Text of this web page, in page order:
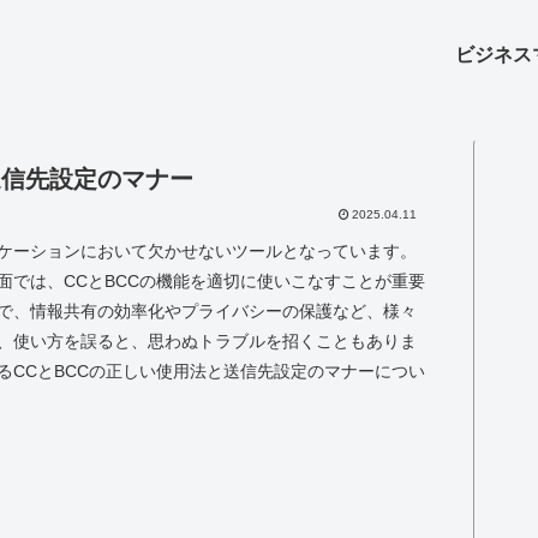
ビジネ
先設定のマナー
2025.04.11
ションにおいて欠かせないツールとなっています。
では、CCとBCCの機能を適切に使いこなすことが重要
、情報共有の効率化やプライバシーの保護など、様々
使い方を誤ると、思わぬトラブルを招くこともありま
CCとBCCの正しい使用法と送信先設定のマナーについ